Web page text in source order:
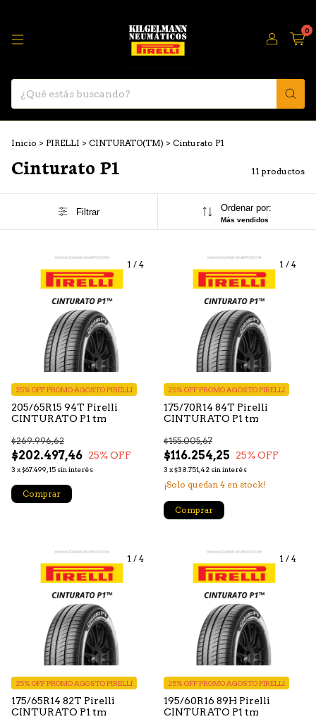
0
Inicio > PIRELLI > CINTURATO(TM) > Cinturato P1
Cinturato P1 11 productos
Filtrar Ordenar por:
Más vendidos
1 / 4
205/65R15 94T Pirelli
CINTURATO P1 tm
$202.497,46
$269.996,62
25% OFF
3 x$67.499,15sin interés
25% OFF PROMO AGOSTO PIRELLI
Comprar
1 / 4
175/70R14 84T Pirelli
CINTURATO P1 tm
$116.254,25
$155.005,67
25% OFF
3 x$38.751,42sin interés
25% OFF PROMO AGOSTO PIRELLI
¡Solo quedan 4 en stock!
Comprar
1 / 4
175/65R14 82T Pirelli
CINTURATO P1 tm
25% OFF PROMO AGOSTO PIRELLI
1 / 4
195/60R16 89H Pirelli
CINTURATO P1 tm
25% OFF PROMO AGOSTO PIRELLI